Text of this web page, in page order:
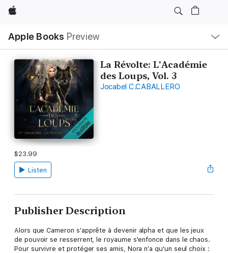
Apple
Apple Books Preview
Nav
Open
Menu
La Révolte: L'Académie
des Loups, Vol. 3
Jocabel C.CABALLERO
$23.99
Listen
Publisher Description
Alors que Cameron s'apprête à devenir alpha et que les jeux
de pouvoir se resserrent, le royaume s'enfonce dans le chaos.
Pour survivre et protéger ses amis, Nora n'a qu'un seul choix :